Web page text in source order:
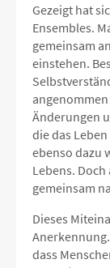
Gezeigt hat
Ensembles.
gemeinsam
einstehen.
Änderungen
die das
ebenso dazu
Lebens.
gemeinsam
Dieses
dass